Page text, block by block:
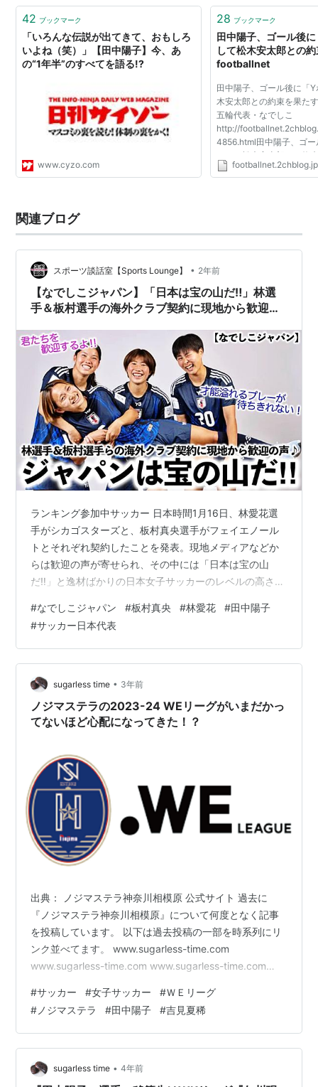
催の第14回「ホリプロタレントスカウトキャラバン」と
「THEオーディション」でそれぞれグランプリを獲得し
て芸能界入り。
42 ブックマーク
「いろんな伝説が出てきて、おもしろ
いよね（笑）」【田中陽子】今、あ
の“1年半”のすべてを語る!?
www.cyzo.com
28 ブックマーク
田中陽子、ゴール後
して松木安太郎との
footballnet
田中陽子、ゴール後に「
木安太郎との約束を果た
五輪代表・なでしこ
http://
4856.html田中陽子、ゴ
をして松木安太郎との約
しに人種はない＠実況は
footballnet.2chblog.jp
関連ブログ
スポーツ談話室【Sports Lounge】 • 2年前
【なでしこジャパン】「日本は宝の山だ‼︎」林選
手＆板村選手の海外クラブ契約に現地から歓迎の
ランキング参加中サッカー 日本時間1月16日、林愛花選
手がシカゴスターズと、板村真央選手がフェイエノール
トとそれぞれ契約したことを発表。現地メディアなどか
らは歓迎の声が寄せられ、その中には「日本は宝の山
だ‼︎」と逸材ばかりの日本女子サッカーのレベルの高さを
のシカゴスターズは公式SNSなどでヤングなでしこのキ
ャプテンとして、U-20W杯でチームを準優勝に導いた林
選手との3年契約を発表。JFAアカデミー福島時代は、谷
川選手や古賀選手らと同期となっていた林選手は、その
後アメリカの大学へ進学。 ✶ From Tokyo to the Windy
C…
#なでしこジャパン #板村真央 #林愛花 #田中陽子
#サッカー日本代表
sugarless time • 3年前
ノジマステラの2023-24 WEリーグがいまだかっ
てないほど心配になってきた！？
出典： ノジマステラ神奈川相模原 公式サイト 過去に
『ノジマステラ神奈川相模原』について何度となく記事
を投稿しています。 以下は過去投稿の一部を時系列にリ
ンク並べてます。 www.sugarless-time.com
www.sugarless-time.com www.sugarless-time.com
光明が差してきた！？と思い、WEリーグ2022-23がこの
春に再開されるまでは『光明が差してきた！？』は核心
へと変わったと思ったのですが・・・ チーム好調の陰で
長きにわたりチームを支えてきた『松原有沙』選手がリ
ーグ戦…
#サッカー #女子サッカー #ＷＥリーグ
# ノジマステラ #田中陽子 #吉見夏稀
sugarless time • 4年前